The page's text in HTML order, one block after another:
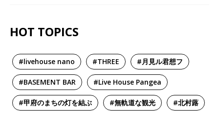
HOT TOPICS
#livehouse nano #THREE #月見ル君想フ
#BASEMENT BAR #Live House Pangea
#甲府のまちの灯を結ぶ #無軌道な観光 #北村蕗